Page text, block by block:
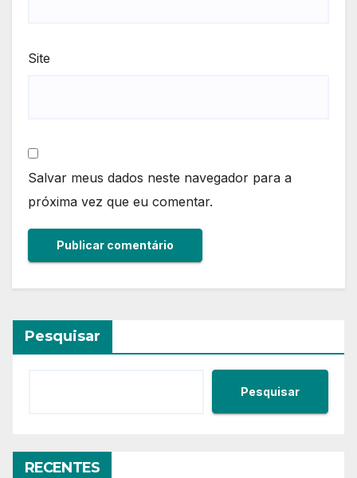
Site
Salvar meus dados neste navegador para a
próxima vez que eu comentar.
Pesquisar
Pesquisar
RECENTES